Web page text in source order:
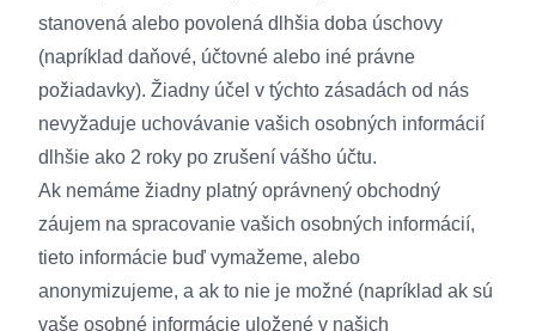
stanovená alebo povolená dlhšia doba úschovy
(napríklad daňové, účtovné alebo iné právne
požiadavky). Žiadny účel v týchto zásadách od nás
nevyžaduje uchovávanie vašich osobných informácií
dlhšie ako 2 roky po zrušení vášho účtu.
Ak nemáme žiadny platný oprávnený obchodný
záujem na spracovanie vašich osobných informácií,
tieto informácie buď vymažeme, alebo
anonymizujeme, a ak to nie je možné (napríklad ak sú
vaše osobné informácie uložené v našich